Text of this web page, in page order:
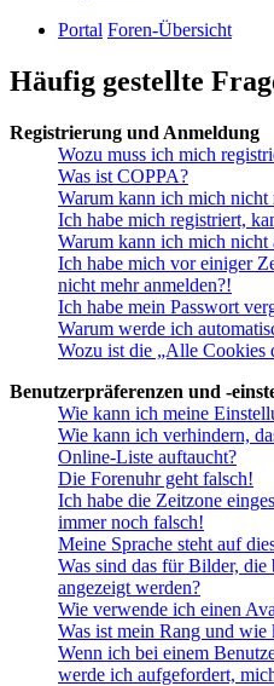
Portal Foren-Übersicht
Häufig gestellte
Registrierung und Anmeldung
Wozu muss ich mich
Was ist COPPA?
Warum kann ich mich nicht
Ich habe mich registriert,
Warum kann ich mich nicht
Ich habe mich vor einiger
nicht mehr anmelden?!
Ich habe mein Passwort
Warum werde ich
Wozu ist die „Alle Cookies
Benutzerpräferenzen und -
Wie kann ich meine
Wie kann ich verhindern,
Online-Liste auftaucht?
Die Forenuhr geht falsch!
Ich habe die Zeitzone
immer noch falsch!
Meine Sprache steht auf
Was sind das für Bilder, die
angezeigt werden?
Wie verwende ich einen
Was ist mein Rang und wie
Wenn ich bei einem
werde ich aufgefordert,